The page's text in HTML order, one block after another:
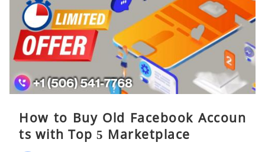
How to Buy Old Facebook Accoun
ts​ with Top 5 Marketplace